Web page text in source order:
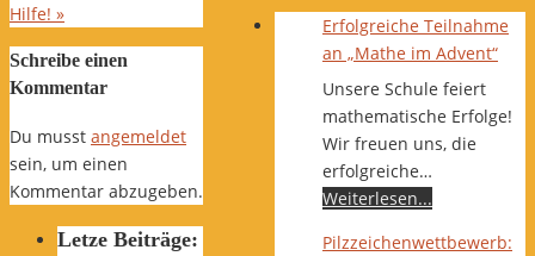
Hilfe! »
Schreibe einen
Kommentar
Du musst angemeldet
sein, um einen
Kommentar abzugeben.
Letze Beiträge:
Erfolgreiche Teilnahme
an „Mathe im Advent“
Unsere Schule feiert
mathematische Erfolge!
Wir freuen uns, die
erfolgreiche…
Weiterlesen...
Pilzzeichenwettbewerb: